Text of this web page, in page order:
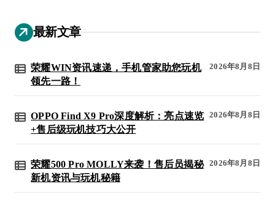
最新文章
荣耀WIN资讯速递，手机管家助您玩机
领先一路！
2026年8月8日
OPPO Find X9 Pro深度解析：亮点速览
+售后级玩机技巧大公开
2026年8月8日
荣耀500 Pro MOLLY来袭！售后员揭秘
新机资讯与玩机秘籍
2026年8月8日